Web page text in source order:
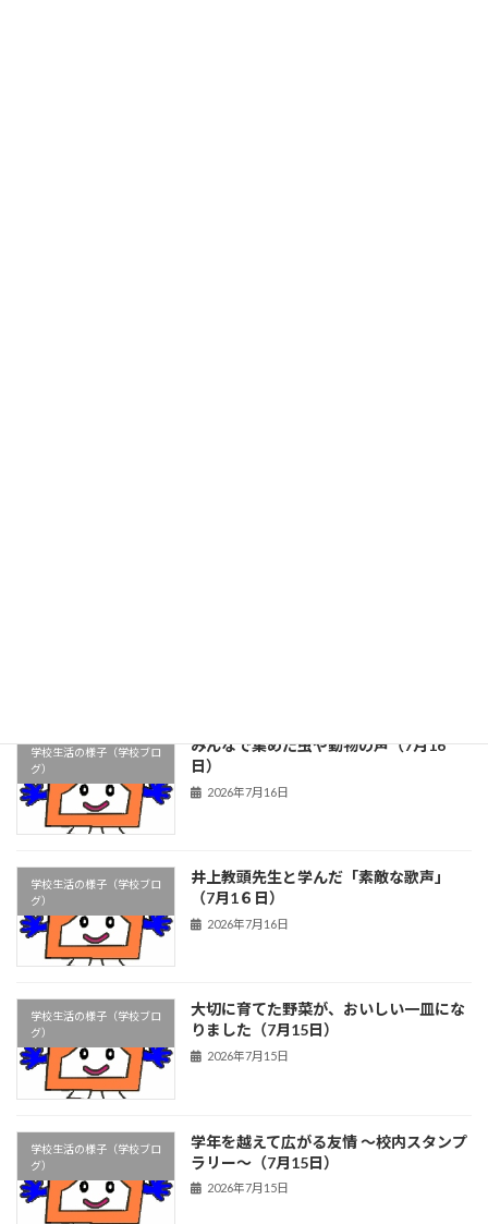
学校生活の様子（学校ブロ
グ）
みんなで集めた虫や動物の声（7月16
日）
2026年7月16日
学校生活の様子（学校ブロ
グ）
井上教頭先生と学んだ「素敵な歌声」
（7月1６日）
2026年7月16日
学校生活の様子（学校ブロ
グ）
大切に育てた野菜が、おいしい一皿にな
りました（7月15日）
2026年7月15日
学校生活の様子（学校ブロ
グ）
学年を越えて広がる友情 ～校内スタンプ
ラリー～（7月15日）
2026年7月15日